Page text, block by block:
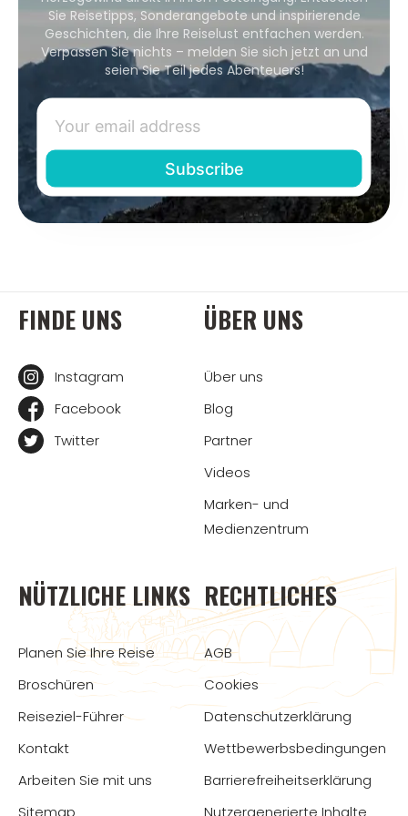
Sie Reisetipps, Sonderangebote und inspirierende
Geschichten, die Ihre Reiselust entfachen werden.
Verpassen Sie nichts – melden Sie sich jetzt an und
seien Sie Teil jedes Abenteuers!
FINDE UNS
Instagram
Facebook
Twitter
ÜBER UNS
Über uns
Blog
Partner
Videos
Marken- und
Medienzentrum
NÜTZLICHE LINKS
Planen Sie Ihre Reise
Broschüren
Reiseziel-Führer
Kontakt
Arbeiten Sie mit uns
Sitemap
RECHTLICHES
AGB
Cookies
Datenschutzerklärung
Wettbewerbsbedingungen
Barrierefreiheitserklärung
Nutzergenerierte Inhalte